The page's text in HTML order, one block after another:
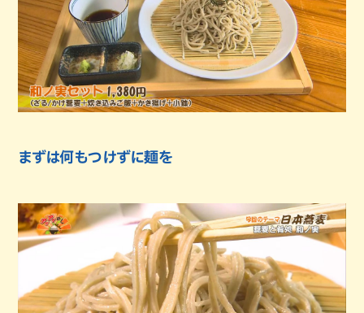
まずは何もつけずに麺を